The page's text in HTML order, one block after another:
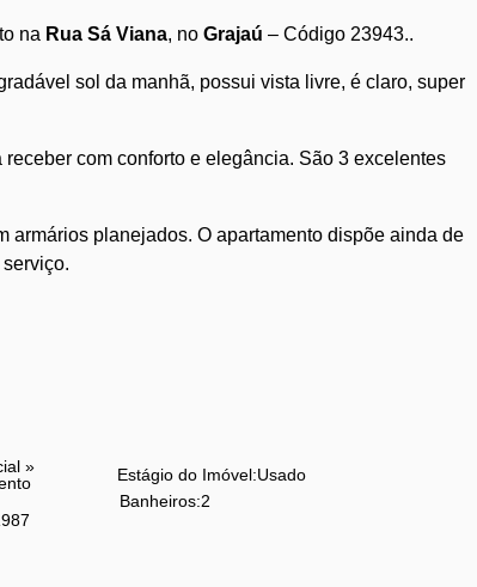
na Rua Sá Viana, no Grajaú – Código 23943..
sol da manhã, possui vista livre, é claro, super
com conforto e elegância. São 3 excelentes
armários planejados. O apartamento dispõe ainda de
»
Estágio do Imóvel:Usado
Banheiros:2